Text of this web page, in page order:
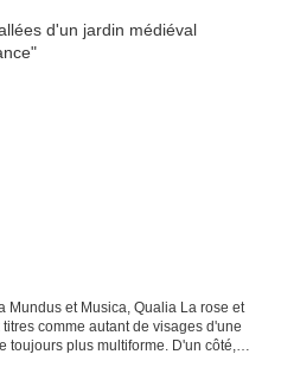
Mundus et Musica, Qualia La rose et
comme autant de visages d'une
toujours plus multiforme. D'un côté,